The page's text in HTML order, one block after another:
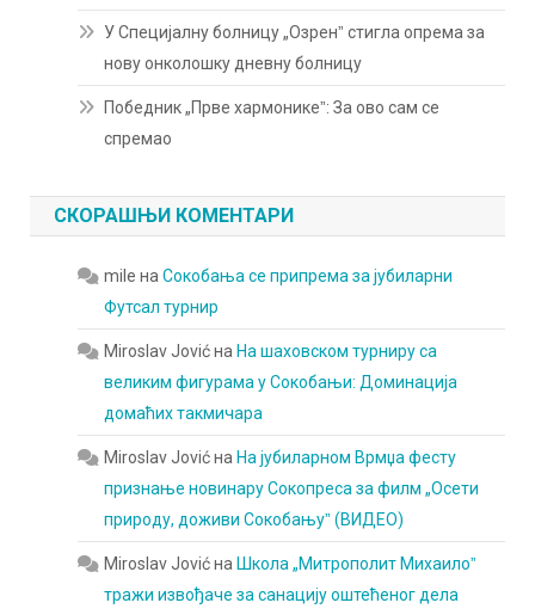
У Специјалну болницу „Озренˮ стигла опрема за
нову онколошку дневну болницу
Победник „Прве хармоникеˮ: За ово сам се
спремао
СКОРАШЊИ КОМЕНТАРИ
mile наСокобања се припрема за јубиларни
Футсал турнир
Miroslav Jovićна На шаховском турниру са
великим фигурама у Сокобањи: Доминација
домаћих такмичара
Miroslav Jovićна На јубиларном Врмџа фесту
признање новинару Сокопреса за филм „Осети
природу, доживи Сокобањуˮ (ВИДЕО)
Miroslav Jovićна Школа „Митрополит Михаилоˮ
тражи извођаче за санацију оштећеног дела